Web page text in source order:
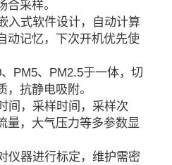
采样。
入式软件设计，自动计算
动记忆，下次开机优先使
PM5、PM2.5于一体，切
抗静电吸附。
间，采样时间，采样次
量，大气压力等多参数显
仪器进行标定，维护需密